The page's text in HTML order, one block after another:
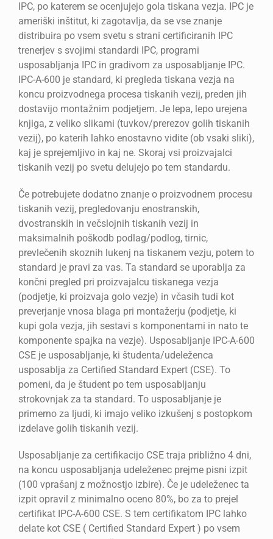
IPC, po katerem se ocenjujejo gola tiskana vezja. IPC je
ameriški inštitut, ki zagotavlja, da se vse znanje
distribuira po vsem svetu s strani certificiranih IPC
trenerjev s svojimi standardi IPC, programi
usposabljanja IPC in gradivom za usposabljanje IPC.
IPC-A-600 je standard, ki pregleda tiskana vezja na
koncu proizvodnega procesa tiskanih vezij, preden jih
dostavijo montažnim podjetjem. Je lepa, lepo urejena
knjiga, z veliko slikami (tuvkov/prerezov golih tiskanih
vezij), po katerih lahko enostavno vidite (ob vsaki sliki),
kaj je sprejemljivo in kaj ne. Skoraj vsi proizvajalci
tiskanih vezij po svetu delujejo po tem standardu.
Če potrebujete dodatno znanje o proizvodnem procesu
tiskanih vezij, pregledovanju enostranskih,
dvostranskih in večslojnih tiskanih vezij in
maksimalnih poškodb podlag/podlog, tirnic,
prevlečenih skoznih lukenj na tiskanem vezju, potem to
standard je pravi za vas. Ta standard se uporablja za
končni pregled pri proizvajalcu tiskanega vezja
(podjetje, ki proizvaja golo vezje) in včasih tudi kot
preverjanje vnosa blaga pri montažerju (podjetje, ki
kupi gola vezja, jih sestavi s komponentami in nato te
komponente spajka na vezje). Usposabljanje IPC-A-600
CSE je usposabljanje, ki študenta/udeleženca
usposablja za Certified Standard Expert (CSE). To
pomeni, da je študent po tem usposabljanju
strokovnjak za ta standard. To usposabljanje je
primerno za ljudi, ki imajo veliko izkušenj s postopkom
izdelave golih tiskanih vezij.
Usposabljanje za certifikacijo CSE traja približno 4 dni,
na koncu usposabljanja udeleženec prejme pisni izpit
(100 vprašanj z možnostjo izbire). Če je udeleženec ta
izpit opravil z minimalno oceno 80%, bo za to prejel
certifikat IPC-A-600 CSE. S tem certifikatom IPC lahko
delate kot CSE ( Certified Standard Expert ) po vsem